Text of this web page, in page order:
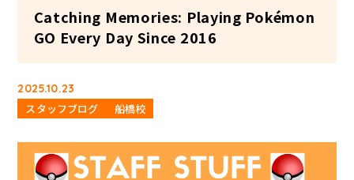
Catching Memories: Playing Pokémon
GO Every Day Since 2016
2025.10.23
スタッフブログ 船橋校